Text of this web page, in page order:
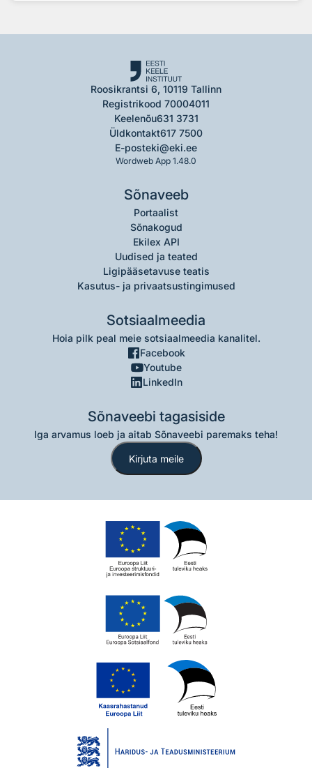
Roosikrantsi 6, 10119 Tallinn
Registrikood 70004011
Keelenõu631 3731
Üldkontakt617 7500
E-posteki@eki.ee
Wordweb App 1.48.0
Sõnaveeb
Portaalist
Sõnakogud
Ekilex API
Uudised ja teated
Ligipääsetavuse teatis
Kasutus- ja privaatsustingimused
Sotsiaalmeedia
Hoia pilk peal meie sotsiaalmeedia kanalitel.
Facebook
Youtube
LinkedIn
Sõnaveebi tagasiside
Iga arvamus loeb ja aitab Sõnaveebi paremaks teha!
Kirjuta meile